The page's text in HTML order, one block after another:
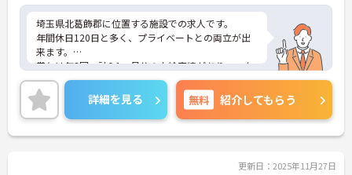
埼玉県北葛飾郡に位置する施設での求人です。
年間休日120日と多く、プライベートとの両立が出
来ます。
賞与は年3回、計6.1ヵ月分の支給実績があり、スタ
ッフの頑張りをきちんと還元！
ご興味のある方は、お気軽にお問い合わせくださ
い。
詳細を見る 無料 紹介してもらう
更新日：2025年11月27日